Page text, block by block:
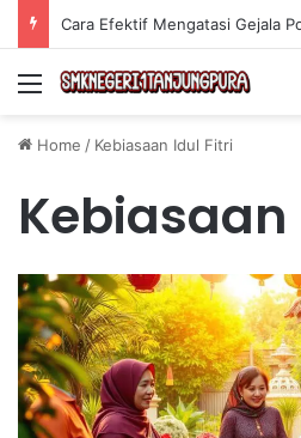
Menu
Home / Kebiasaan Idul Fitri